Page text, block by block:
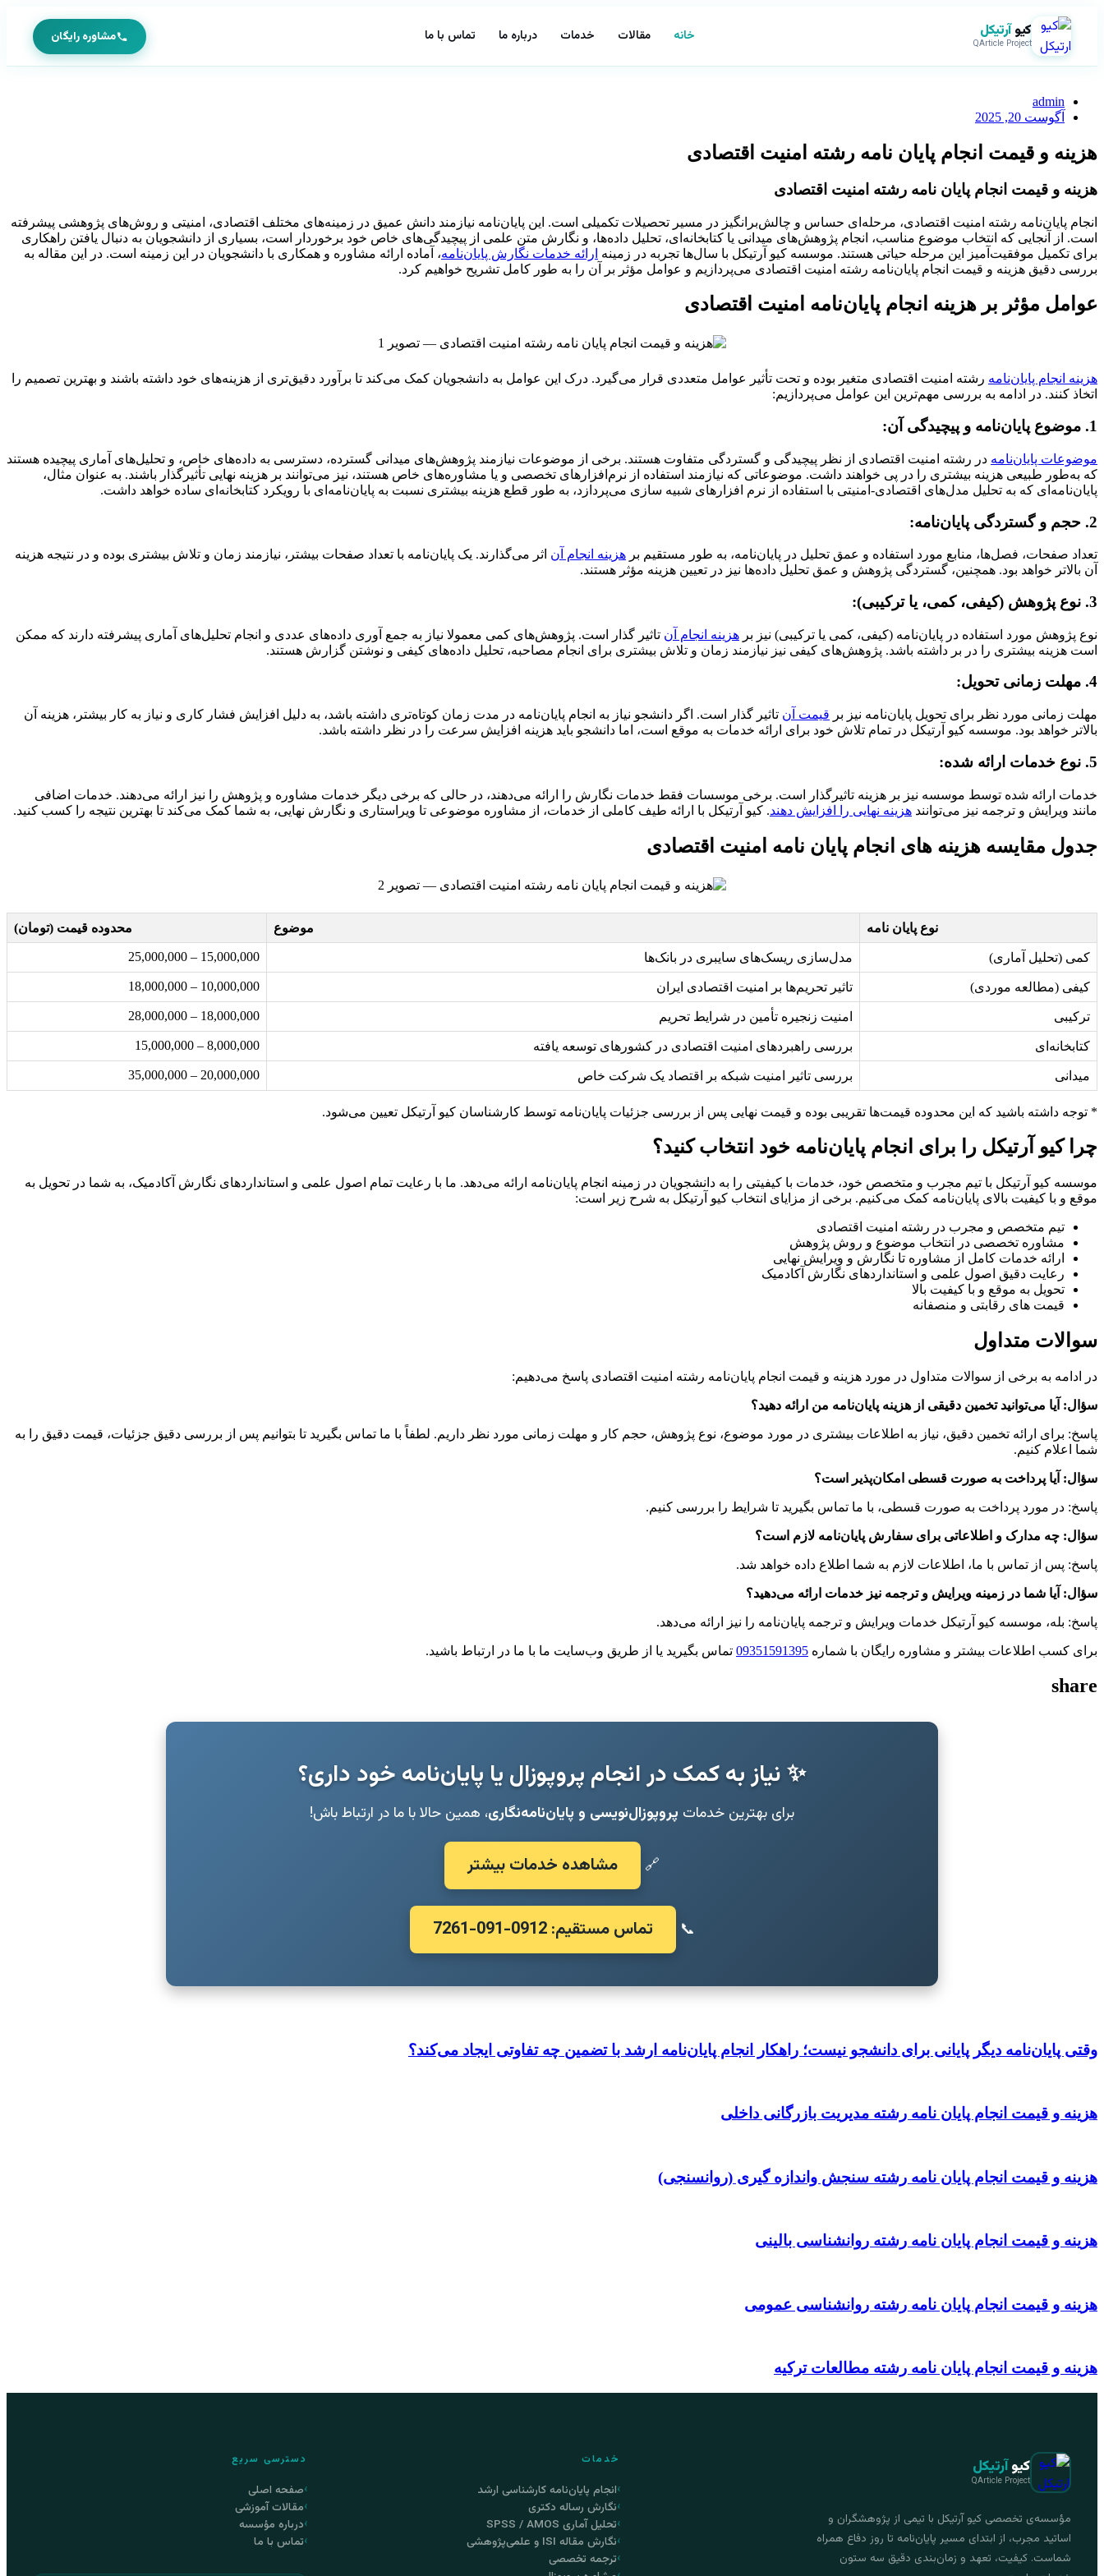
کیوآرتیکل
QArticle Project خانه مقالات خدمات درباره ما تماس با ما مشاوره رایگان
admin
آگوست 20, 2025
هزینه و قیمت انجام پایان نامه رشته امنیت اقتصادی
هزینه و قیمت انجام پایان نامه رشته امنیت اقتصادی
انجام پایان‌نامه رشته امنیت اقتصادی، مرحله‌ای حساس و چالش‌برانگیز در مسیر تحصیلات تکمیلی است. این پایان‌نامه نیازمند دانش عمیق در زمینه‌های مختلف اقتصادی، امنیتی و روش‌های پژوهشی پیشرفته
است. از آنجایی که انتخاب موضوع مناسب، انجام پژوهش‌های میدانی یا کتابخانه‌ای، تحلیل داده‌ها، و نگارش متن علمی از پیچیدگی‌های خاص خود برخوردار است، بسیاری از دانشجویان به دنبال یافتن راهکاری
برای تکمیل موفقیت‌آمیز این مرحله حیاتی هستند. موسسه کیو آرتیکل با سال‌ها تجربه در زمینه ارائه خدمات نگارش پایان‌نامه، آماده ارائه مشاوره و همکاری با دانشجویان در این زمینه است. در این مقاله به
بررسی دقیق هزینه و قیمت انجام پایان‌نامه رشته امنیت اقتصادی می‌پردازیم و عوامل مؤثر بر آن را به طور کامل تشریح خواهیم کرد.
عوامل مؤثر بر هزینه انجام پایان‌نامه امنیت اقتصادی
هزینه انجام پایان‌نامه رشته امنیت اقتصادی متغیر بوده و تحت تأثیر عوامل متعددی قرار می‌گیرد. درک این عوامل به دانشجویان کمک می‌کند تا برآورد دقیق‌تری از هزینه‌های خود داشته باشند و بهترین تصمیم را
اتخاذ کنند. در ادامه به بررسی مهم‌ترین این عوامل می‌پردازیم:
1. موضوع پایان‌نامه و پیچیدگی آن:
موضوعات پایان‌نامه در رشته امنیت اقتصادی از نظر پیچیدگی و گستردگی متفاوت هستند. برخی از موضوعات نیازمند پژوهش‌های میدانی گسترده، دسترسی به داده‌های خاص، و تحلیل‌های آماری پیچیده هستند
که به‌طور طبیعی هزینه بیشتری را در پی خواهند داشت. موضوعاتی که نیازمند استفاده از نرم‌افزارهای تخصصی و یا مشاوره‌های خاص هستند، نیز می‌توانند بر هزینه نهایی تأثیرگذار باشند. به عنوان مثال،
پایان‌نامه‌ای که به تحلیل مدل‌های اقتصادی-امنیتى با استفاده از نرم افزارهای شبیه سازی می‌پردازد، به طور قطع هزینه بیشتری نسبت به پایان‌نامه‌ای با رویکرد کتابخانه‌ای ساده خواهد داشت.
2. حجم و گستردگی پایان‌نامه:
تعداد صفحات، فصل‌ها، منابع مورد استفاده و عمق تحلیل در پایان‌نامه، به طور مستقیم بر هزینه انجام آن اثر می‌گذارند. یک پایان‌نامه با تعداد صفحات بیشتر، نیازمند زمان و تلاش بیشتری بوده و در نتیجه هزینه
آن بالاتر خواهد بود. همچنین، گستردگی پژوهش و عمق تحلیل داده‌ها نیز در تعیین هزینه مؤثر هستند.
3. نوع پژوهش (کیفی، کمی، یا ترکیبی):
نوع پژوهش مورد استفاده در پایان‌نامه (کیفی، کمی یا ترکیبی) نیز بر هزینه انجام آن تاثیر گذار است. پژوهش‌های کمی معمولا نیاز به جمع آوری داده‌های عددی و انجام تحلیل‌های آماری پیشرفته دارند که ممکن
است هزینه بیشتری را در بر داشته باشد. پژوهش‌های کیفی نیز نیازمند زمان و تلاش بیشتری برای انجام مصاحبه، تحلیل داده‌های کیفی و نوشتن گزارش هستند.
4. مهلت زمانی تحویل:
مهلت زمانی مورد نظر برای تحویل پایان‌نامه نیز بر قیمت آن تاثیر گذار است. اگر دانشجو نیاز به انجام پایان‌نامه در مدت زمان کوتاه‌تری داشته باشد، به دلیل افزایش فشار کاری و نیاز به کار بیشتر، هزینه آن
بالاتر خواهد بود. موسسه کیو آرتیکل در تمام تلاش خود برای ارائه خدمات به موقع است، اما دانشجو باید هزینه افزایش سرعت را در نظر داشته باشد.
5. نوع خدمات ارائه شده:
خدمات ارائه شده توسط موسسه نیز بر هزینه تاثیرگذار است. برخی موسسات فقط خدمات نگارش را ارائه می‌دهند، در حالی که برخی دیگر خدمات مشاوره و پژوهش را نیز ارائه می‌دهند. خدمات اضافی
مانند ویرایش و ترجمه نیز می‌توانند هزینه نهایی را افزایش دهند. کیو آرتیکل با ارائه طیف کاملی از خدمات، از مشاوره موضوعی تا ویراستاری و نگارش نهایی، به شما کمک می‌کند تا بهترین نتیجه را کسب کنید.
جدول مقایسه هزینه های انجام پایان نامه امنیت اقتصادی
نوع پایان نامه موضوع محدوده قیمت (تومان)
کمی (تحلیل آماری) مدل‌سازی ریسک‌های سایبری در بانک‌ها 15,000,000 – 25,000,000
کیفی (مطالعه موردی) تاثیر تحریم‌ها بر امنیت اقتصادی ایران 10,000,000 – 18,000,000
ترکیبی امنیت زنجیره تأمین در شرایط تحریم 18,000,000 – 28,000,000
کتابخانه‌ای بررسی راهبردهای امنیت اقتصادی در کشورهای توسعه یافته 8,000,000 – 15,000,000
میدانی بررسی تاثیر امنیت شبکه بر اقتصاد یک شرکت خاص 20,000,000 – 35,000,000
* توجه داشته باشید که این محدوده قیمت‌ها تقریبی بوده و قیمت نهایی پس از بررسی جزئیات پایان‌نامه توسط کارشناسان کیو آرتیکل تعیین می‌شود.
چرا کیو آرتیکل را برای انجام پایان‌نامه خود انتخاب کنید؟
موسسه کیو آرتیکل با تیم مجرب و متخصص خود، خدمات با کیفیتی را به دانشجویان در زمینه انجام پایان‌نامه ارائه می‌دهد. ما با رعایت تمام اصول علمی و استانداردهای نگارش آکادمیک، به شما در تحویل به
موقع و با کیفیت بالای پایان‌نامه کمک می‌کنیم. برخی از مزایای انتخاب کیو آرتیکل به شرح زیر است:
تیم متخصص و مجرب در رشته امنیت اقتصادی
مشاوره تخصصی در انتخاب موضوع و روش پژوهش
ارائه خدمات کامل از مشاوره تا نگارش و ویرایش نهایی
رعایت دقیق اصول علمی و استانداردهای نگارش آکادمیک
تحویل به موقع و با کیفیت بالا
قیمت های رقابتی و منصفانه
سوالات متداول
در ادامه به برخی از سوالات متداول در مورد هزینه و قیمت انجام پایان‌نامه رشته امنیت اقتصادی پاسخ می‌دهیم:
سؤال: آیا می‌توانید تخمین دقیقی از هزینه پایان‌نامه من ارائه دهید؟
پاسخ: برای ارائه تخمین دقیق، نیاز به اطلاعات بیشتری در مورد موضوع، نوع پژوهش، حجم کار و مهلت زمانی مورد نظر داریم. لطفاً با ما تماس بگیرید تا بتوانیم پس از بررسی دقیق جزئیات، قیمت دقیق را به
شما اعلام کنیم.
سؤال: آیا پرداخت به صورت قسطی امکان‌پذیر است؟
پاسخ: در مورد پرداخت به صورت قسطی، با ما تماس بگیرید تا شرایط را بررسی کنیم.
سؤال: چه مدارک و اطلاعاتی برای سفارش پایان‌نامه لازم است؟
پاسخ: پس از تماس با ما، اطلاعات لازم به شما اطلاع داده خواهد شد.
سؤال: آیا شما در زمینه ویرایش و ترجمه نیز خدمات ارائه می‌دهید؟
پاسخ: بله، موسسه کیو آرتیکل خدمات ویرایش و ترجمه پایان‌نامه را نیز ارائه می‌دهد.
برای کسب اطلاعات بیشتر و مشاوره رایگان با شماره 09351591395 تماس بگیرید یا از طریق وب‌سایت ما با ما در ارتباط باشید.
share
✨ نیاز به کمک در انجام پروپوزال یا پایان‌نامه خود داری؟
برای بهترین خدمات پروپوزال‌نویسی و پایان‌نامه‌نگاری، همین حالا با ما در ارتباط باش!
🔗 مشاهده خدمات بیشتر
📞 تماس مستقیم: 0912-091-7261
وقتی پایان‌نامه دیگر پایانی برای دانشجو نیست؛ راهکار انجام پایان‌نامه ارشد با تضمین چه تفاوتی ایجاد می‌کند؟
هزینه و قیمت انجام پایان نامه رشته مدیریت بازرگانی داخلی
هزینه و قیمت انجام پایان نامه رشته سنجش واندازه گیری (روانسنجی)
هزینه و قیمت انجام پایان نامه رشته روانشناسی بالینی
هزینه و قیمت انجام پایان نامه رشته روانشناسی عمومی
هزینه و قیمت انجام پایان نامه رشته مطالعات ترکیه
کیوآرتیکل
QArticle Project
مؤسسه‌ی تخصصی کیو آرتیکل با تیمی از پژوهشگران و
اساتید مجرب، از ابتدای مسیر پایان‌نامه تا روز دفاع همراه
شماست. کیفیت، تعهد و زمان‌بندی دقیق سه ستون
خدمات
انجام پایان‌نامه کارشناسی ارشد
نگارش رساله دکتری
تحلیل آماری SPSS / AMOS
نگارش مقاله ISI و علمی‌پژوهشی
ترجمه تخصصی
دسترسی سریع
صفحه اصلی
مقالات آموزشی
درباره مؤسسه
تماس با ما